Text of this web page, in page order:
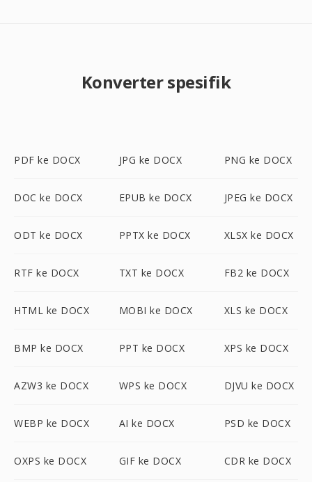
Konverter spesifik
PDF ke DOCX JPG ke DOCX PNG ke DOCX
DOC ke DOCX EPUB ke DOCX JPEG ke DOCX
ODT ke DOCX PPTX ke DOCX XLSX ke DOCX
RTF ke DOCX TXT ke DOCX FB2 ke DOCX
HTML ke DOCX MOBI ke DOCX XLS ke DOCX
BMP ke DOCX PPT ke DOCX XPS ke DOCX
AZW3 ke DOCX WPS ke DOCX DJVU ke DOCX
WEBP ke DOCX AI ke DOCX PSD ke DOCX
OXPS ke DOCX GIF ke DOCX CDR ke DOCX